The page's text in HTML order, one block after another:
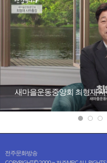
새마을운동중앙회 최형재
전주문화방송